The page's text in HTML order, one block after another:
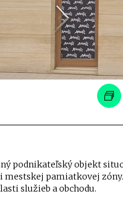
podnikateľský objekt
pamiatkovej
služieb a obchodu.